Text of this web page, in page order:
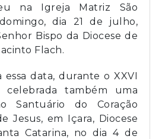
na Igreja Matriz São
dia 21 de julho,
Bispo da Diocese de
Flach.
essa data, durante o XXVI
celebrada também uma
Santuário do Coração
Jesus, em Içara, Diocese
Catarina, no dia 4 de